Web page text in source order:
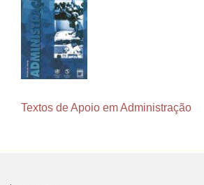
Textos de Apoio em Administração